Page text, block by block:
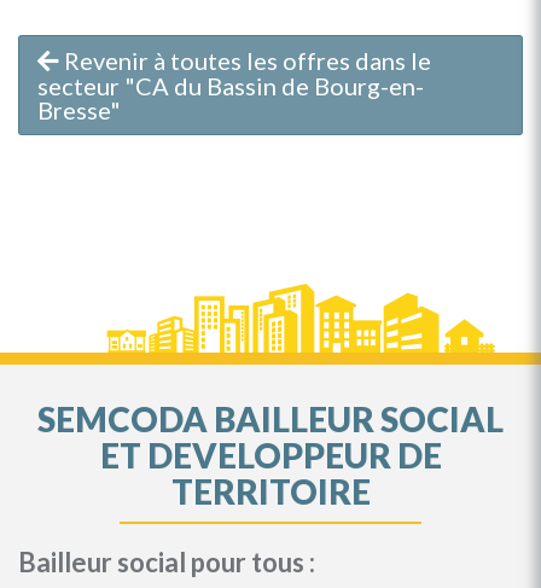
Revenir à toutes les offres dans le
secteur "CA du Bassin de Bourg-en-
Bresse"
SEMCODA BAILLEUR SOCIAL
ET DEVELOPPEUR DE
TERRITOIRE
Bailleur social pour tous :